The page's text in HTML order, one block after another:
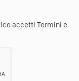
accetti Termini e